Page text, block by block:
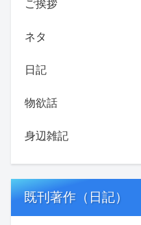
ご挨拶
ネタ
日記
物欲話
身辺雑記
既刊著作（日記）